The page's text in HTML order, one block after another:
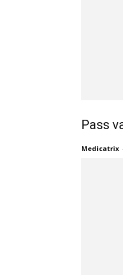
Pass
Medicatrix -